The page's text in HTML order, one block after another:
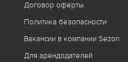
Договор оферты
Политика безопасности
Вакансии в компании Sezon
Для арендодателей